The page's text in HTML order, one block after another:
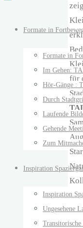
Beine
Formate in
Formate in
Im Gehen:
Hör-Gänge :
Durch
Laufende
Gehende
Zum
Inspiration
Inspiration
Ungesehene
für
1